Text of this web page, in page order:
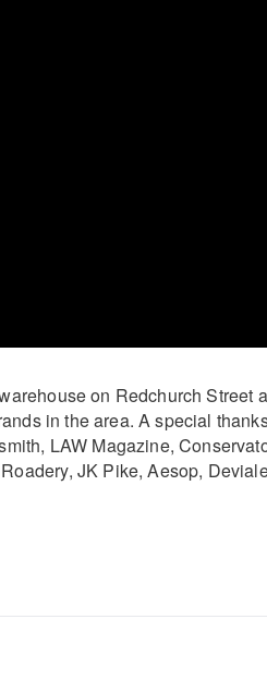
on Redchurch Street
in the area. A special
LAW Magazine,
JK Pike, Aesop,